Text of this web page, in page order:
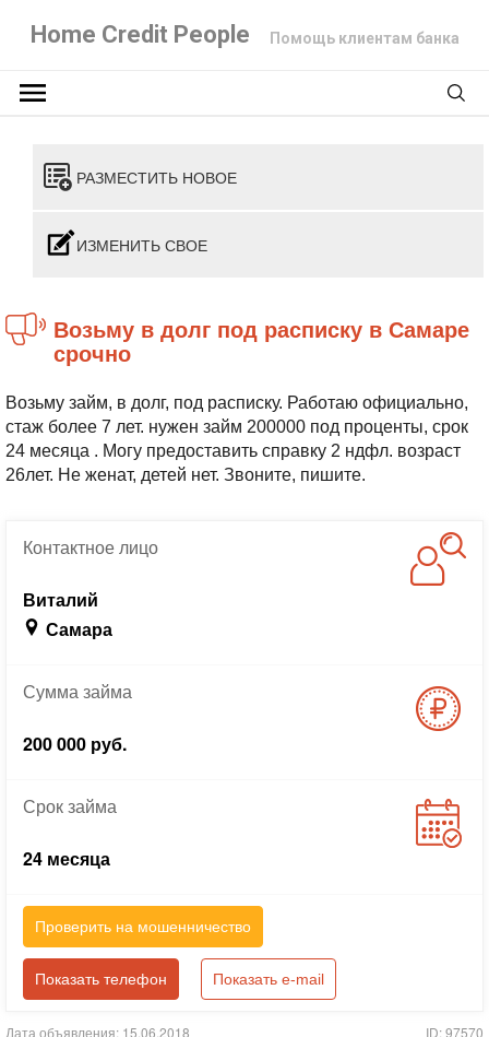
Home Credit People Помощь клиентам банка
РАЗМЕСТИТЬ НОВОЕ
ИЗМЕНИТЬ СВОЕ
Возьму в долг под расписку в Самаре
срочно
Возьму займ, в долг, под расписку. Работаю официально,
стаж более 7 лет. нужен займ 200000 под проценты, срок
24 месяца . Могу предоставить справку 2 ндфл. возраст
26лет. Не женат, детей нет. Звоните, пишите.
Контактноелицо
Виталий
Самара
Суммазайма
200 000 руб.
Срокзайма
24 месяца
Проверить на мошенничество
Показать телефон Показать e-mail
Дата объявления: 15.06.2018 ID: 97570